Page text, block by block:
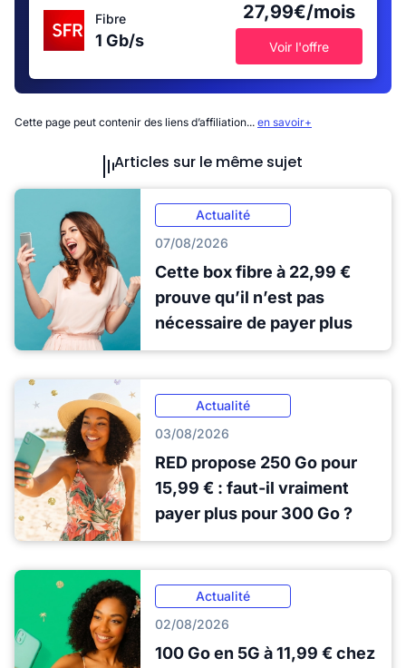
Fibre
1 Gb/s
27,99€/mois
Voir l'offre
Cette page peut contenir des liens d’affiliation... en savoir+
Articles sur le même sujet
Actualité
07/08/2026
Cette box fibre à 22,99 €
prouve qu’il n’est pas
nécessaire de payer plus
Actualité
03/08/2026
RED propose 250 Go pour
15,99 € : faut-il vraiment
payer plus pour 300 Go ?
Actualité
02/08/2026
100 Go en 5G à 11,99 € chez